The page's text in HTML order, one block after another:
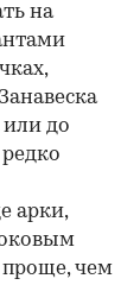
на
до
арки,
проще, чем